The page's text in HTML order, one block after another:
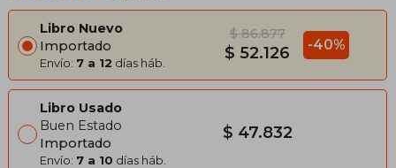
Libro Nuevo
Importado
Envío: 7 a 12 días háb.
$ 86.877
$ 52.126 -40%
Libro Usado
Buen Estado
Importado
Envío: 7 a 10 días háb.
$ 47.832